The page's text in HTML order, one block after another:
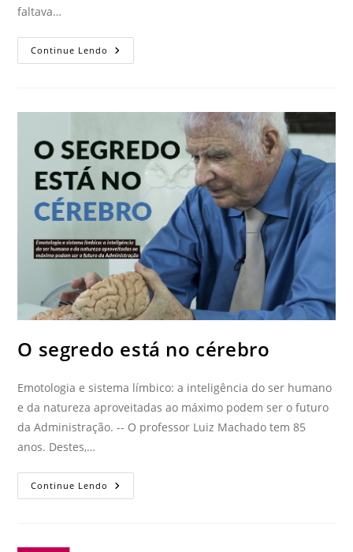
faltava…
Continue Lendo
O segredo está no cérebro
Emotologia e sistema límbico: a inteligência do ser humano
e da natureza aproveitadas ao máximo podem ser o futuro
da Administração. -- O professor Luiz Machado tem 85
anos. Destes,…
Continue Lendo